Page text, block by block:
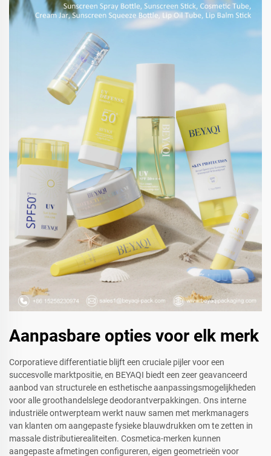
Aanpasbare opties voor elk merk
Corporatieve differentiatie blijft een cruciale pijler voor een
succesvolle marktpositie, en BEYAQI biedt een zeer geavanceerd
aanbod van structurele en esthetische aanpassingsmogelijkheden
voor alle groothandelslege deodorantverpakkingen. Ons interne
industriële ontwerpteam werkt nauw samen met merkmanagers
van klanten om aangepaste fysieke blauwdrukken om te zetten in
massale distributierealiteiten. Cosmetica-merken kunnen
aangepaste afmetingen configureren, eigen geometrieën voor